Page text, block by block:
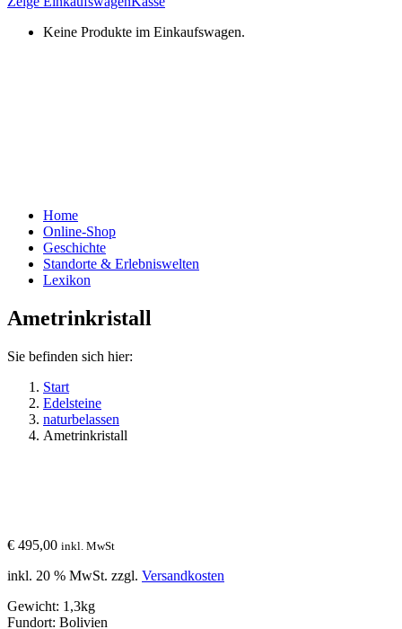
Keine Produkte im Einkaufswagen.
Home
Online-Shop
Geschichte
Standorte & Erlebniswelten
Lexikon
Ametrinkristall
Sie befinden sich hier:
Start
Edelsteine
naturbelassen
Ametrinkristall
€ 495,00 inkl. MwSt
inkl. 20 % MwSt. zzgl. Versandkosten
Gewicht: 1,3kg
Fundort: Bolivien